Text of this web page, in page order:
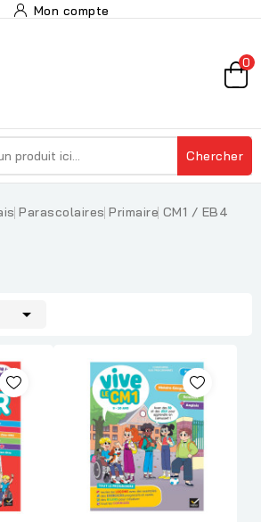
Mon compte
0
Chercher
Parascolaires Primaire CM1 / EB4
